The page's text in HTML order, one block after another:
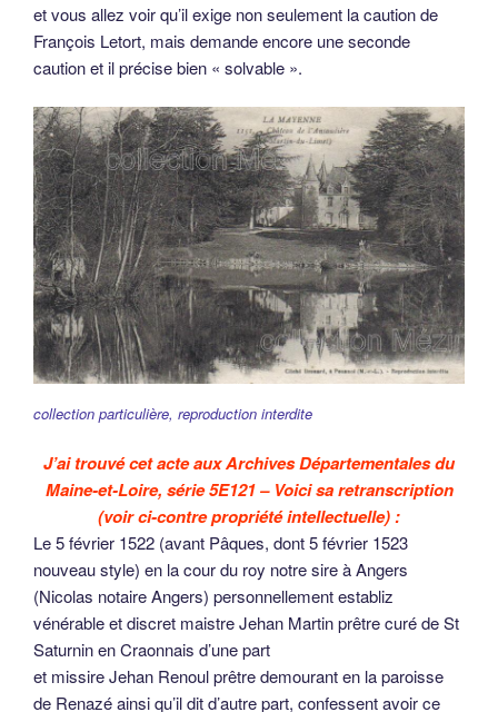
et vous allez voir qu’il exige non seulement la caution de
François Letort, mais demande encore une seconde
caution et il précise bien « solvable ».
collection particulière, reproduction interdite
J’ai trouvé cet acte aux Archives Départementales du
Maine-et-Loire, série 5E121 – Voici sa retranscription
(voir ci-contre propriété intellectuelle) :
Le 5 février 1522 (avant Pâques, dont 5 février 1523
nouveau style) en la cour du roy notre sire à Angers
(Nicolas notaire Angers) personnellement establiz
vénérable et discret maistre Jehan Martin prêtre curé de St
Saturnin en Craonnais d’une part
et missire Jehan Renoul prêtre demourant en la paroisse
de Renazé ainsi qu’il dit d’autre part, confessent avoir ce